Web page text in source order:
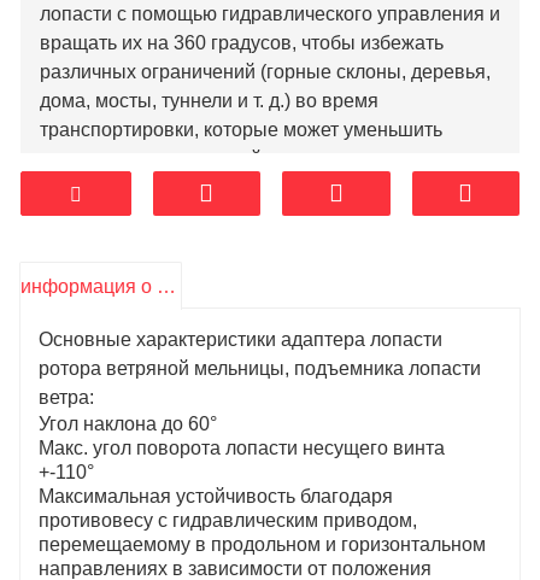
лопасти с помощью гидравлического управления и
вращать их на 360 градусов, чтобы избежать
различных ограничений (горные склоны, деревья,
дома, мосты, туннели и т. д.) во время
транспортировки, которые может уменьшить
заднюю площадь лезвий, значительно сократить
объем работ по реконструкции дорог, сократить
период реконструкции дорог и в определенной
поворота Избегая препятствий, таких как высокие
горы и скалы, группы зданий, столбы
электропередач и снос дома также может
значительно уменьшить общую длину кузова
транспортного средства с отвалом, что
продвигается и применяется. Особенно в горных
ветряных электростанциях, которые ограничены
радиусом движения по дорогам, в настоящее
время они являются практически единственным
видом транспорта. Многие ветряные
электростанции транспортируют лопасти с завода
информация о продукте
Основные характеристики адаптера лопасти
ротора ветряной мельницы, подъемника лопасти
ветра:
Угол наклона до 60°
Макс. угол поворота лопасти несущего винта
+-110°
Максимальная устойчивость благодаря
противовесу с гидравлическим приводом,
перемещаемому в продольном и горизонтальном
направлениях в зависимости от положения